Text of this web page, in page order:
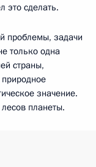
это сделать.
проблемы, задачи
только одна
страны,
значение.
планеты.